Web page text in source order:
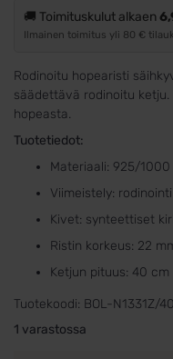
🚚 Toimituskulut alkaen
Ilmainen toimitus yli 80 €
Rodinoitu hopearisti
säädettävä rodinoitu
hopeasta.
Tuotetiedot:
Materiaali: 925/
Viimeistely:
Kivet: synteettiset
Ristin korkeus: 22
Ketjun pituus: 40
Tuotekoodi: BOL-N1331Z/
1 varastossa